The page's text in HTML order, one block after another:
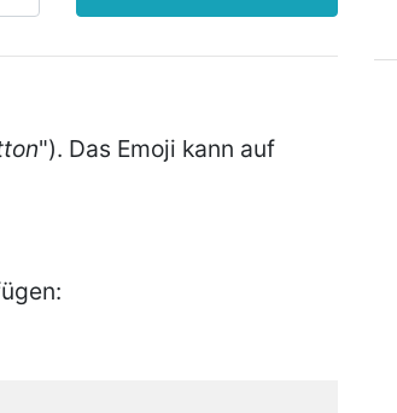
"). Das Emoji kann auf